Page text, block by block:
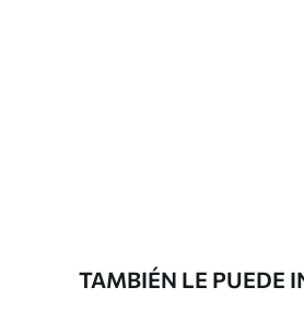
Vinilo Premium
TAMBIÉN LE PUEDE